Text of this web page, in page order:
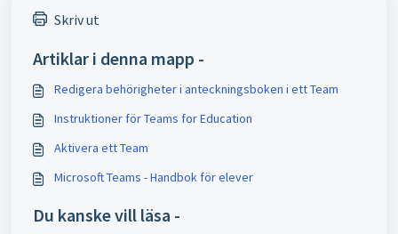
Skriv ut
Artiklar i denna mapp -
Redigera behörigheter i anteckningsboken i ett Team
Instruktioner för Teams for Education
Aktivera ett Team
Microsoft Teams - Handbok för elever
Du kanske vill läsa -